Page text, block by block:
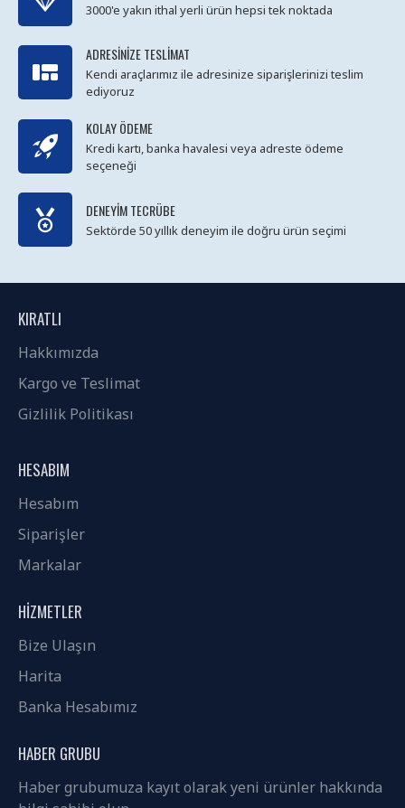
3000'e yakın ithal yerli ürün hepsi tek noktada
ADRESINIZE TESLIMAT
Kendi araçlarımız ile adresinize siparişlerinizi teslim
ediyoruz
KOLAY ÖDEME
Kredi kartı, banka havalesi veya adreste ödeme
seçeneği
DENEYIM TECRÜBE
Sektörde 50 yıllık deneyim ile doğru ürün seçimi
KIRATLI
Hakkımızda
Kargo ve Teslimat
Gizlilik Politikası
HESABIM
Hesabım
Siparişler
Markalar
HIZMETLER
Bize Ulaşın
Harita
Banka Hesabımız
HABER GRUBU
Haber grubumuza kayıt olarak yeni ürünler hakkında